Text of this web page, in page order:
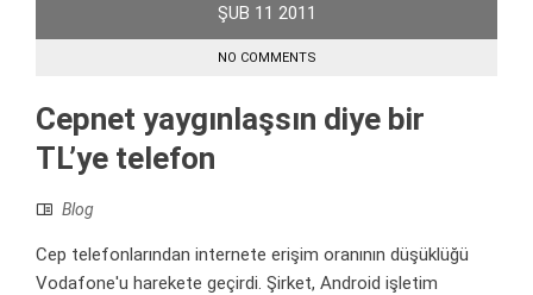
ŞUB 11 2011
NO COMMENTS
Cepnet yaygınlaşsın diye bir
TL’ye telefon
Blog
Cep telefonlarından internete erişim oranının düşüklüğü
Vodafone'u harekete geçirdi. Şirket, Android işletim